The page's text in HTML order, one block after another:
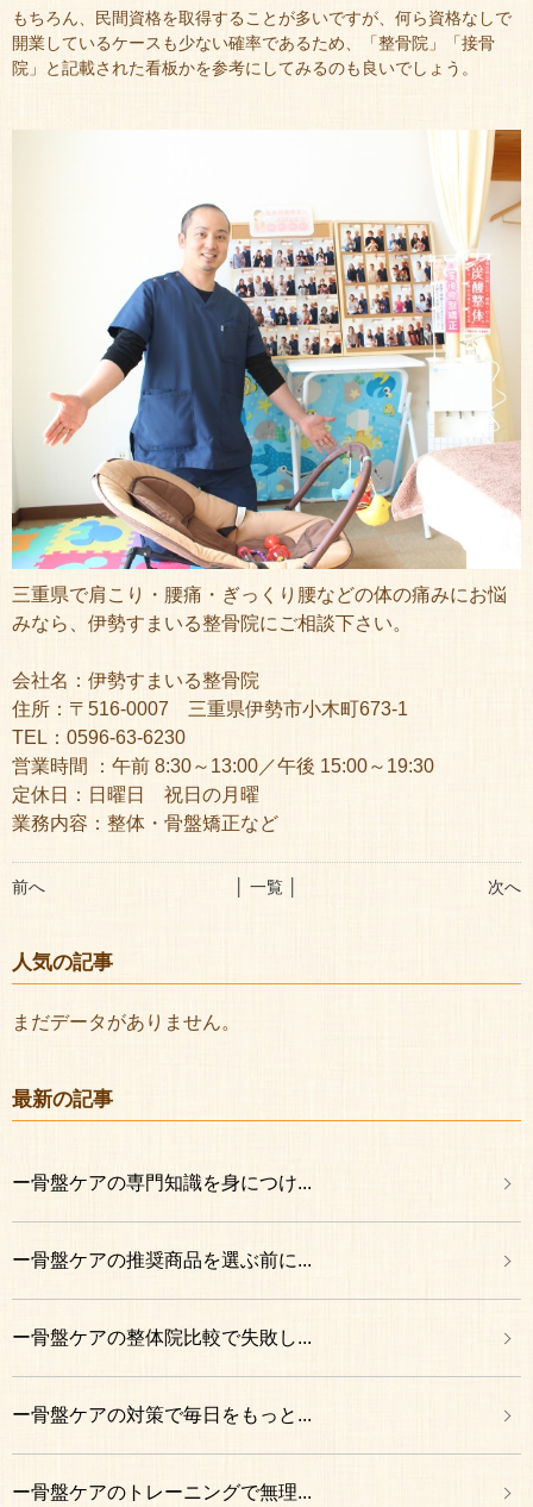
もちろん、民間資格を取得することが多いですが、何ら資格なしで
開業しているケースも少ない確率であるため、「整骨院」「接骨
院」と記載された看板かを参考にしてみるのも良いでしょう。
三重県で肩こり・腰痛・ぎっくり腰などの体の痛みにお悩
みなら、伊勢すまいる整骨院にご相談下さい。
会社名：伊勢すまいる整骨院
住所：〒516-0007 三重県伊勢市小木町673-1
TEL：0596-63-6230
営業時間 ：午前 8:30～13:00／午後 15:00～19:30
定休日：日曜日 祝日の月曜
業務内容：整体・骨盤矯正など
前へ 次へ
│ 一覧 │
人気の記事
まだデータがありません。
最新の記事
ー骨盤ケアの専門知識を身につけ...
ー骨盤ケアの推奨商品を選ぶ前に...
ー骨盤ケアの整体院比較で失敗し...
ー骨盤ケアの対策で毎日をもっと...
ー骨盤ケアのトレーニングで無理...